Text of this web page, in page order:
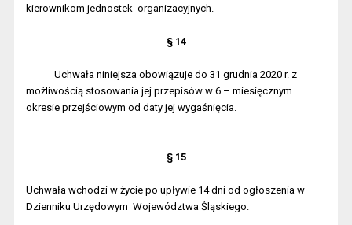
kierownikom jednostek organizacyjnych.
§ 14
Uchwała niniejsza obowiązuje do 31 grudnia 2020 r. z
możliwością stosowania jej przepisów w 6 – miesięcznym
okresie przejściowym od daty jej wygaśnięcia.
§ 15
Uchwała wchodzi w życie po upływie 14 dni od ogłoszenia w
Dzienniku Urzędowym Województwa Śląskiego.